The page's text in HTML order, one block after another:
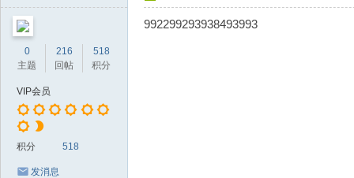
0
主题
216
回帖
518
积分
VIP会员
积分 518
发消息
992299293938493993